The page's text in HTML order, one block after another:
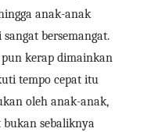
anak-anak
bersemangat.
pun kerap dimainkan
tempo cepat itu
oleh anak-anak,
bukan sebaliknya